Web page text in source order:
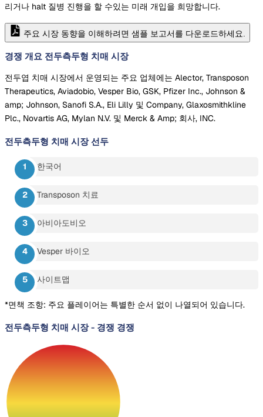
리거나 halt 질병 진행을 할 수있는 미래 개입을 희망합니다.
주요 시장 동향을 이해하려면 샘플 보고서를 다운로드하세요.
경쟁 개요 전두측두형 치매 시장
전두엽 치매 시장에서 운영되는 주요 업체에는 Alector, Transposon
Therapeutics, Aviadobio, Vesper Bio, GSK, Pfizer Inc., Johnson &
amp; Johnson, Sanofi S.A., Eli Lilly 및 Company, Glaxosmithkline
Plc., Novartis AG, Mylan N.V. 및 Merck & Amp; 회사, INC.
전두측두형 치매 시장 선두
한국어
Transposon 치료
아비아도비오
Vesper 바이오
사이트맵
*면책 조항: 주요 플레이어는 특별한 순서 없이 나열되어 있습니다.
전두측두형 치매 시장- 경쟁 경쟁